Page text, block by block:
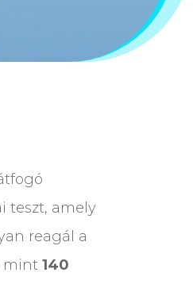
teszt, amely
reagál a
mint 140